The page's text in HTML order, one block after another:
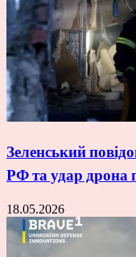
Зеленський
РФ та удар дрона
18.05.2026